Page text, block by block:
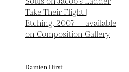
Damien Hirst